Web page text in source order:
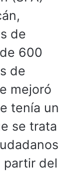
de
600
de
mejoró
tenía un
se trata
partir del